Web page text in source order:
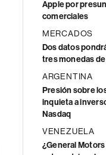
Apple por
comerciales
MERCADOS
Dos datos
tres monedas
ARGENTINA
Presión sobre
inquieta a
Nasdaq
VENEZUELA
¿General